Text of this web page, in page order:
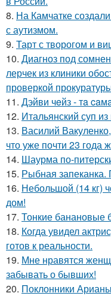
8. На Камчатке
с аутизмом.
9. Тарт с творогом и
10. Диагноз под
лерчек из клиники
проверкой
11. Дэйви чeйз - тa
12. Итальянский суп
13. Василий
что уже почти 23 года
14. Шаурма по-
15. Рыбная запеканка.
16. Небольшой (14 кг)
дом!
17. Тонкие банановые
18. Когда увидел
готов к реальности.
19. Мне нравятся
забывать о бывших!
20. Поклонники